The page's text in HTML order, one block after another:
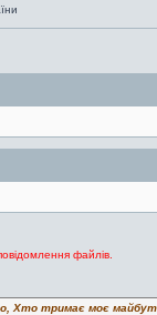
файлів.
Хто тримає моє